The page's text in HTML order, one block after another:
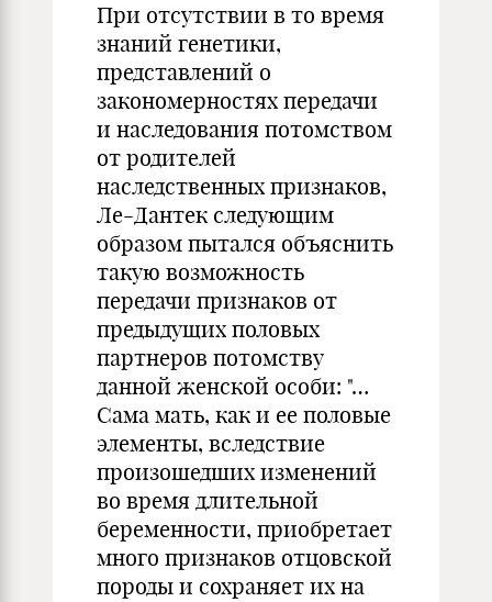
При отсутствии в то время
знаний генетики,
представлений о
закономерностях передачи
и наследования потомством
от родителей
наследственных признаков,
Ле-Дантек следующим
образом пытался объяснить
такую возможность
передачи признаков от
предыдущих половых
партнеров потомству
данной женской особи: "…
Сама мать, как и ее половые
элементы, вследствие
произошедших изменений
во время длительной
беременности, приобретает
много признаков отцовской
породы и сохраняет их на